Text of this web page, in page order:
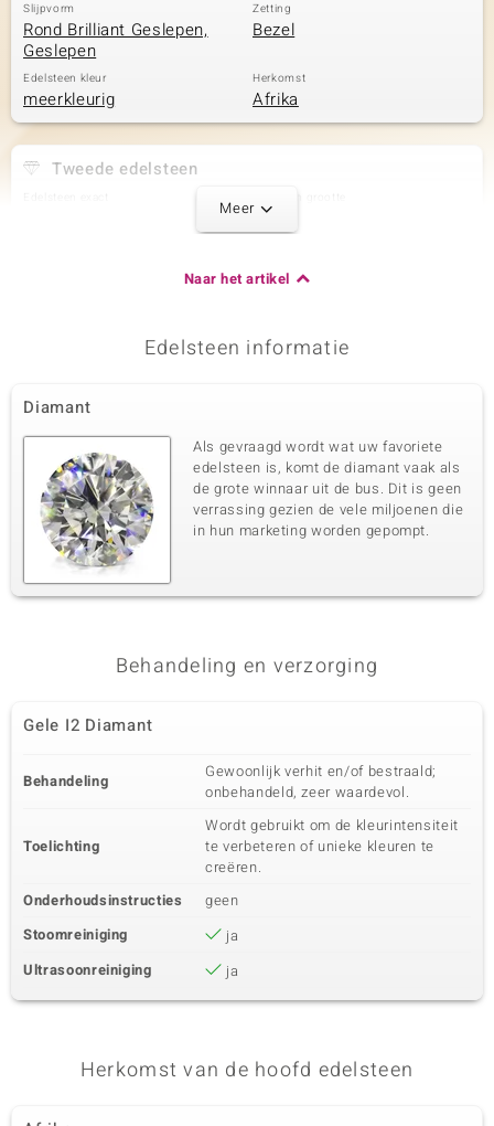
Slijpvorm
Rond Brilliant Geslepen,
Geslepen
Zetting
Bezel
Edelsteen kleur
meerkleurig
Herkomst
Afrika
Tweede edelsteen
3 à 1,5 mm
Rond Brilliant Geslepen
Edelsteen exact
Groene I2 Diamant 2 à 1,5 mm
Karaatgewicht som
0,024 ct
Slijpvorm
Rond Brilliant Geslepen
Zetting
Bezel
Herkomst
Afrika
Vierde edelsteen
I2 Chocolade Diamant
Zetting
Meer
Naar het artikel
Edelsteen informatie
Diamant
Als gevraagd wordt wat uw favoriete
edelsteen is, komt de diamant vaak als
de grote winnaar uit de bus. Dit is geen
verrassing gezien de vele miljoenen die
in hun marketing worden gepompt.
Behandeling en verzorging
Gele I2 Diamant
Behandeling
Gewoonlijk verhit en/of bestraald;
onbehandeld, zeer waardevol.
Toelichting
Wordt gebruikt om de kleurintensiteit
te verbeteren of unieke kleuren te
creëren.
Onderhoudsinstructies
geen
Stoomreiniging
ja
Ultrasoonreiniging
ja
Herkomst van de hoofd edelsteen